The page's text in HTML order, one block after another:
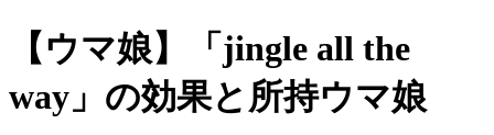
【ウマ娘】「jingle all the
way」の効果と所持ウマ娘